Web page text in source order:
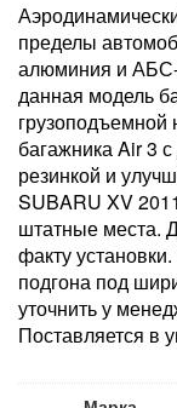
пределы
алюминия и АБС-
данная модель
багажника Air 3
резинкой и
SUBARU XV
штатные места.
факту
подгона под
уточнить у
Поставляется в